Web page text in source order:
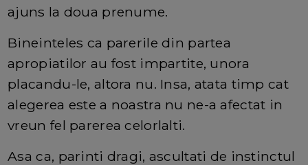
ajuns la doua prenume.
Bineinteles ca parerile din partea
apropiatilor au fost impartite, unora
placandu-le, altora nu. Insa, atata timp cat
alegerea este a noastra nu ne-a afectat in
vreun fel parerea celorlalti.
Asa ca, parinti dragi, ascultati de instinctul